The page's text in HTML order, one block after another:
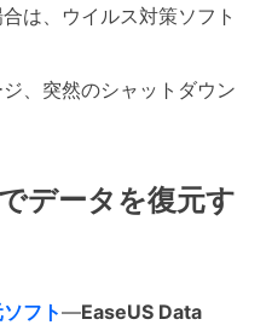
は、ウイルス対策ソフト
、突然のシャットダウン
データを復元す
フト―EaseUS Data